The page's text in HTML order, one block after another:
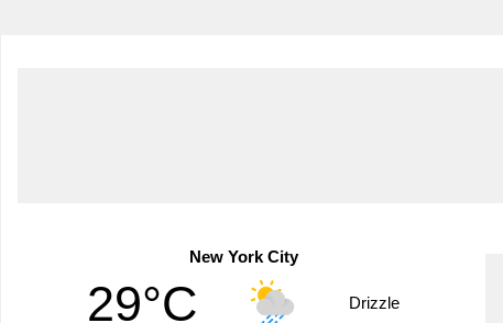
New York City
29°C Drizzle